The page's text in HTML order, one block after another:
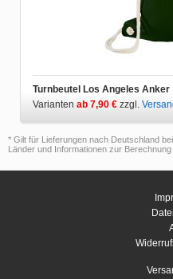
Turnbeutel Los Angeles Anker
Varianten ab 7,90 € zzgl.
* Gilt für Lieferungen nach Deutschland
Länder und Informationen zur